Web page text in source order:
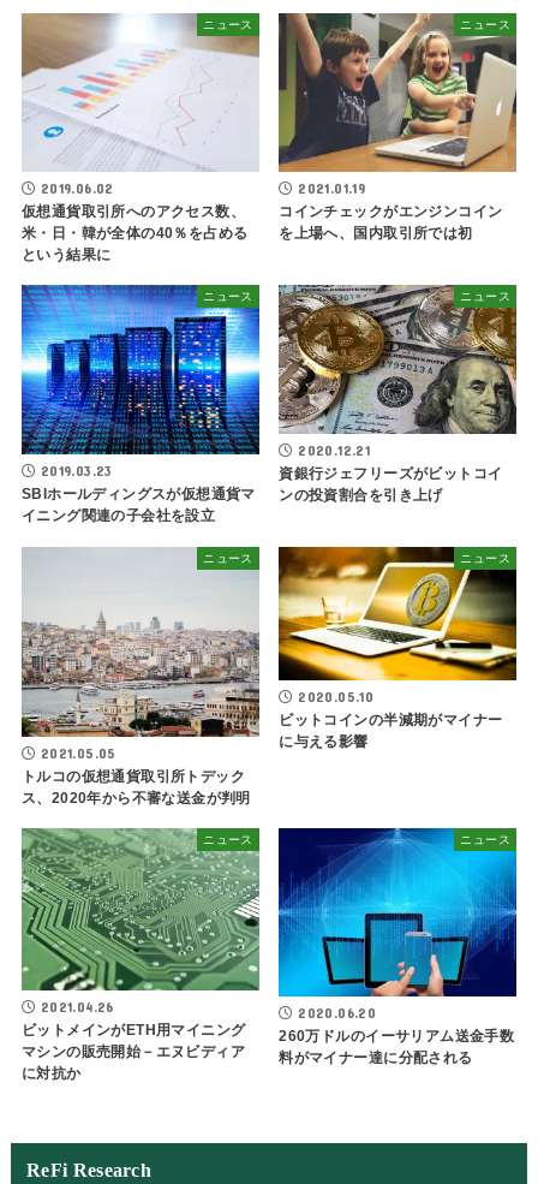
ニュース
2019.06.02
仮想通貨取引所へのアクセス数、
米・日・韓が全体の40％を占める
という結果に
ニュース
2021.01.19
コインチェックがエンジンコイン
を上場へ、国内取引所では初
ニュース
2019.03.23
SBIホールディングスが仮想通貨マ
イニング関連の子会社を設立
ニュース
2020.12.21
資銀行ジェフリーズがビットコイ
ンの投資割合を引き上げ
ニュース
2021.05.05
トルコの仮想通貨取引所トデック
ス、2020年から不審な送金が判明
ニュース
2020.05.10
ビットコインの半減期がマイナー
に与える影響
ニュース
2021.04.26
ビットメインがETH用マイニング
マシンの販売開始－エヌビディア
に対抗か
ニュース
2020.06.20
260万ドルのイーサリアム送金手数
料がマイナー達に分配される
ReFi Research